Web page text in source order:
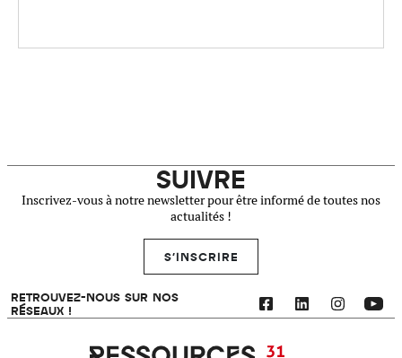
SUIVRE
Inscrivez-vous à notre newsletter pour être informé de toutes nos
actualités !
S'INSCRIRE
RETROUVEZ-NOUS SUR NOS
RÉSEAUX !
Ressources 31